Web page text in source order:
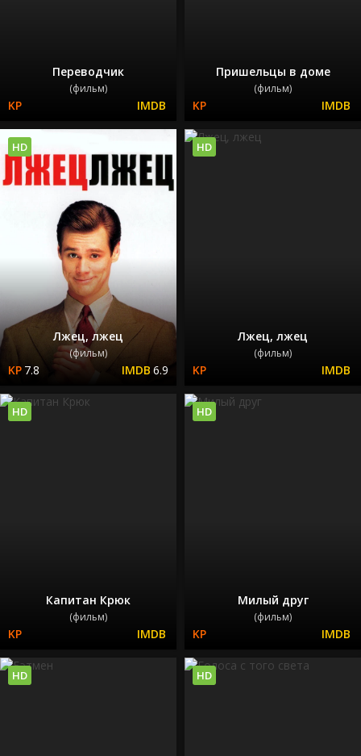
Переводчик
(фильм)
Пришельцы в доме
(фильм)
Лжец, лжец
(фильм)
7.8 6.9
HD
Лжец, лжец
(фильм)
HD
Капитан Крюк
(фильм)
HD
Милый друг
(фильм)
HD
HD HD